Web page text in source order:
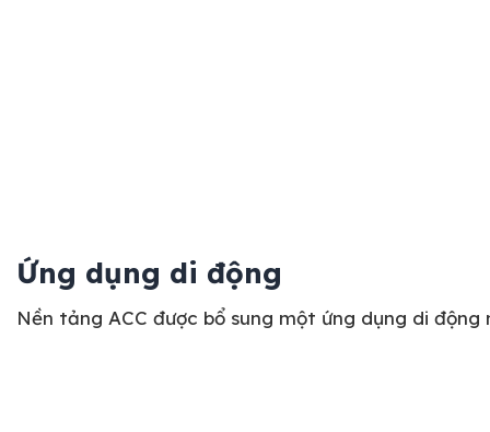
Ứng dụng di động
Nền tảng ACC được bổ sung một ứng dụng di